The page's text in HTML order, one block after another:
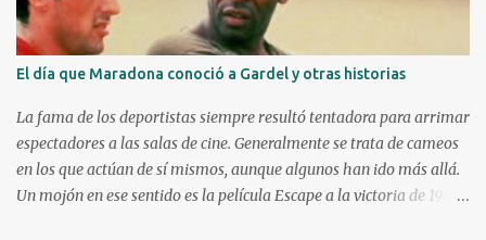
El día que Maradona conoció a Gardel y otras historias
La fama de los deportistas siempre resultó tentadora para arrimar
espectadores a las salas de cine. Generalmente se trata de cameos
en los que actúan de sí mismos, aunque algunos han ido más allá.
Un mojón en ese sentido es la película Escape a la victoria de 1982